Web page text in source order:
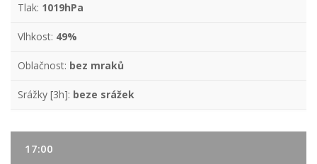
Tlak: 1019hPa
Vlhkost: 49%
Oblačnost: bez mraků
Srážky [3h]: beze srážek
17:00